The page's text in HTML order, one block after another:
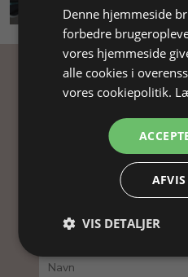
Få
Tilmeld dig vores
inspiration, gode
du vores
Denne hjemmeside
forbedre
vores hjemmeside
alle cookies i
vores cookiepolitik.
VIS DETALJER